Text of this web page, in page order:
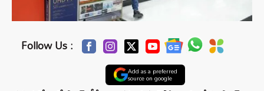
Follow Us :
Add as a preferred
source on google